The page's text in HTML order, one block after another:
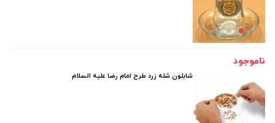
ناموجود
شابلون شله زرد طرح امام رضا علیه السلام